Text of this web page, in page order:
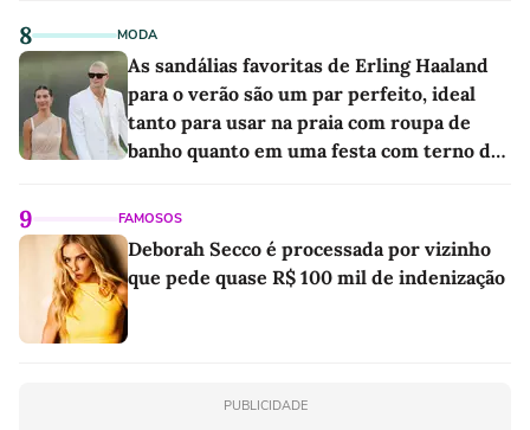
8 MODA
As sandálias favoritas de Erling Haaland
para o verão são um par perfeito, ideal
tanto para usar na praia com roupa de
banho quanto em uma festa com terno de
9 FAMOSOS
Deborah Secco é processada por vizinho
que pede quase R$ 100 mil de indenização
PUBLICIDADE